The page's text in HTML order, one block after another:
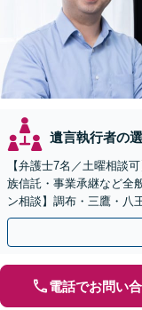
遺言執行者の
【弁護士7名／土曜相談
族信託・事業承継など全
ン相談】調布・三鷹・八
談など有料相談になるも
電話でお問い